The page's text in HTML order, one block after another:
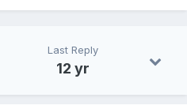
Last Reply
12 yr